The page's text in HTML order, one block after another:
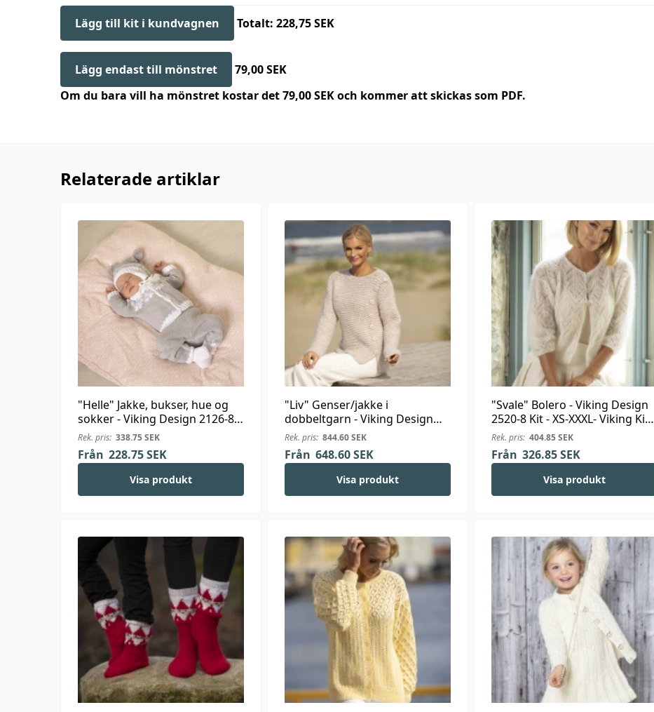
Lägg till kit i kundvagnen Totalt: 228,75 SEK
Lägg endast till mönstret
79,00 SEK
Om du bara vill ha mönstret kostar det 79,00 SEK och kommer att skickas som PDF.
Relaterade artiklar
"Helle" Jakke, bukser, hue og
sokker - Viking Design 2126-8
Kit - 1-24 Mdr. - Viking Bambino
Rek. pris: 338.75SEK
Från 228.75SEK
Visa produkt
"Liv" Genser/jakke i
dobbeltgarn - Viking Design
1923-7 Kit - XS-XXL - Viking
Alpaca Bris
Rek. pris: 844.60SEK
Från 648.60SEK
Visa produkt
"Svale" Bolero - Viking Design
2520-8 Kit - XS-XXXL- Viking Kid-
Silk
Rek. pris: 404.85SEK
Från 326.85SEK
Visa produkt